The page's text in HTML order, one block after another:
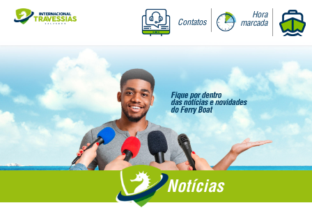
Contatos
Hora
marcada
Notícias